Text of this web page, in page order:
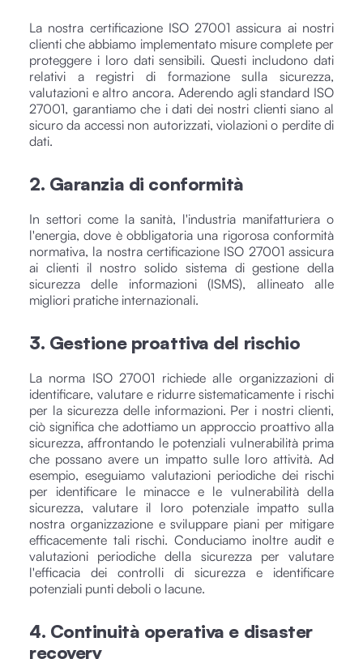
La nostra certificazione ISO 27001 assicura ai nostri
clienti che abbiamo implementato misure complete per
proteggere i loro dati sensibili. Questi includono dati
relativi a registri di formazione sulla sicurezza,
valutazioni e altro ancora. Aderendo agli standard ISO
27001, garantiamo che i dati dei nostri clienti siano al
sicuro da accessi non autorizzati, violazioni o perdite di
dati.
2. Garanzia di conformità
In settori come la sanità, l'industria manifatturiera o
l'energia, dove è obbligatoria una rigorosa conformità
normativa, la nostra certificazione ISO 27001 assicura
ai clienti il nostro solido sistema di gestione della
sicurezza delle informazioni (ISMS), allineato alle
migliori pratiche internazionali.
3. Gestione proattiva del rischio
La norma ISO 27001 richiede alle organizzazioni di
identificare, valutare e ridurre sistematicamente i rischi
per la sicurezza delle informazioni. Per i nostri clienti,
ciò significa che adottiamo un approccio proattivo alla
sicurezza, affrontando le potenziali vulnerabilità prima
che possano avere un impatto sulle loro attività. Ad
esempio, eseguiamo valutazioni periodiche dei rischi
per identificare le minacce e le vulnerabilità della
sicurezza, valutare il loro potenziale impatto sulla
nostra organizzazione e sviluppare piani per mitigare
efficacemente tali rischi. Conduciamo inoltre audit e
valutazioni periodiche della sicurezza per valutare
l'efficacia dei controlli di sicurezza e identificare
potenziali punti deboli o lacune.
4. Continuità operativa e disaster
recovery